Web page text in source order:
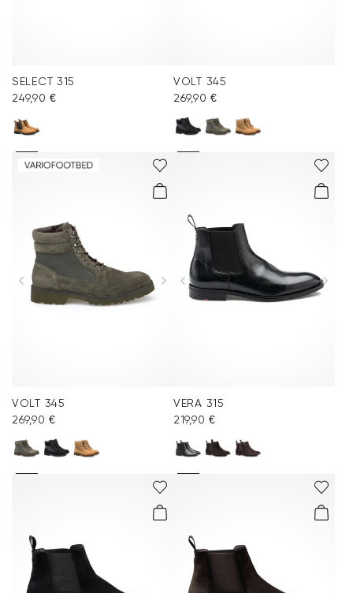
SELECT 315
249,90 €
VOLT 345
269,90 €
VOLT 345
269,90 €
VERA 315
219,90 €